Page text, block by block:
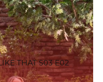
THAT S03 E02